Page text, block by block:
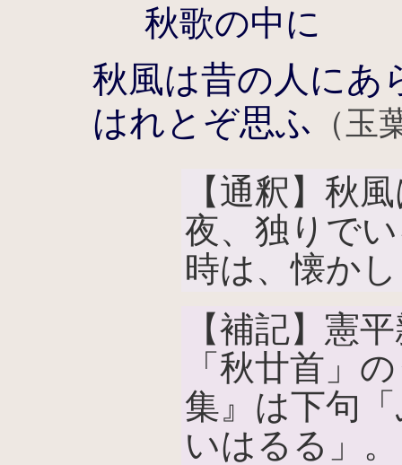
秋歌の中に
秋風は昔の人にあ
はれとぞ思ふ （玉
【通釈】秋
夜、独りで
時は、懐か
【補記】憲
「秋廿首」
集』は下句
いはるる」。